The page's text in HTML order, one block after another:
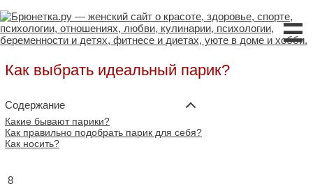
☰
Как выбрать идеальный парик?
Содержание
Какие бывают парики?
Как правильно подобрать парик для себя?
Как носить?
8